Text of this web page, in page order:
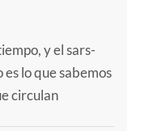
y el sars-
es lo que sabemos
circulan